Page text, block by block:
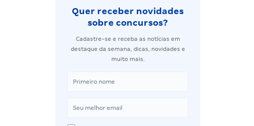
Quer receber novidades
sobre concursos?
Cadastre-se e receba as notícias em
destaque da semana, dicas, novidades e
muito mais.